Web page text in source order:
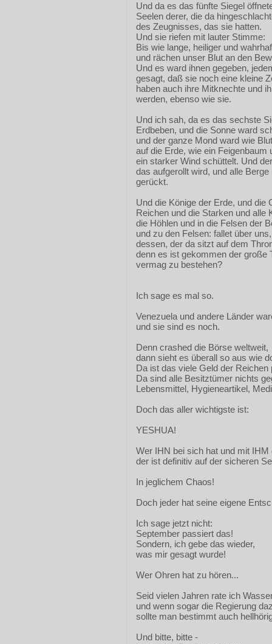
Und da es das fünfte Siegel
Seelen derer, die da
des Zeugnisses, das sie hatten.
Und sie riefen mit lauter Stimme:
Bis wie lange, heiliger und
und rächen unser Blut an den
Und es ward ihnen gegeben,
gesagt, daß sie noch eine kleine
haben auch ihre Mitknechte und
werden, ebenso wie sie.
Und ich sah, da es das sechste
Erdbeben, und die Sonne ward
und der ganze Mond ward wie
auf die Erde, wie ein Feigenbaum
ein starker Wind schüttelt. Und
das aufgerollt wird, und alle
gerückt.
Und die Könige der Erde, und die
Reichen und die Starken und alle
die Höhlen und in die Felsen der
und zu den Felsen: fallet über
dessen, der da sitzt auf dem
denn es ist gekommen der große
vermag zu bestehen?
Ich sage es mal so.
Venezuela und andere Länder
und sie sind es noch.
Denn crashed die Börse weltweit,
dann sieht es überall so aus wie
Da ist das viele Geld der
Da sind alle Besitztümer nichts
Lebensmittel, Hygieneartikel,
Doch das aller wichtigste ist:
YESHUA!
Wer IHN bei sich hat und mit IHM
der ist definitiv auf der sicheren
In jeglichem Chaos!
Doch jeder hat seine eigene
Ich sage jetzt nicht:
September passiert das!
Sondern, ich gebe das wieder,
was mir gesagt wurde!
Wer Ohren hat zu hören...
Seid vielen Jahren rate ich
und wenn sogar die Regierung
sollte man bestimmt auch
Und bitte, bitte -